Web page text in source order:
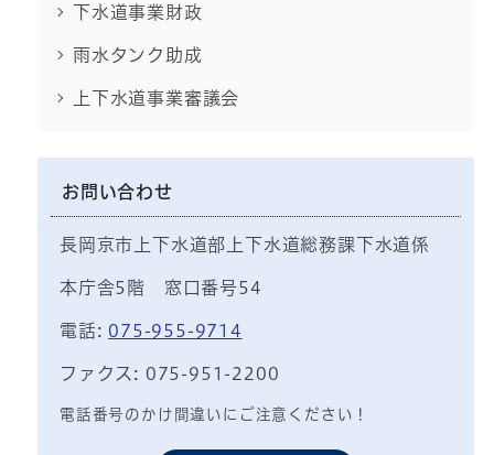
下水道事業財政
雨水タンク助成
上下水道事業審議会
お問い合わせ
長岡京市上下水道部上下水道総務課下水道係
本庁舎5階 窓口番号54
電話: 075-955-9714
ファクス: 075-951-2200
電話番号のかけ間違いにご注意ください！